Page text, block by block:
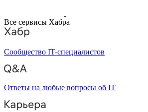
Все сервисы Хабра
Сообщество IT-специалистов
Ответы на любые вопросы об IT